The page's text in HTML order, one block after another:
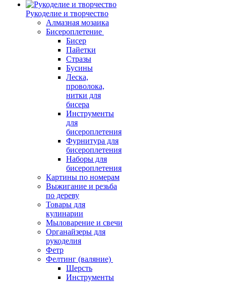
Рукоделие и творчество
Алмазная мозаика
Бисероплетение
Бисер
Пайетки
Стразы
Бусины
Леска,
проволока,
нитки для
бисера
Инструменты
для
бисероплетения
Фурнитура для
бисероплетения
Наборы для
бисероплетения
Картины по номерам
Выжигание и резьба
по дереву
Товары для
кулинарии
Мыловарение и свечи
Органайзеры для
рукоделия
Фетр
Фелтинг (валяние)
Шерсть
Инструменты